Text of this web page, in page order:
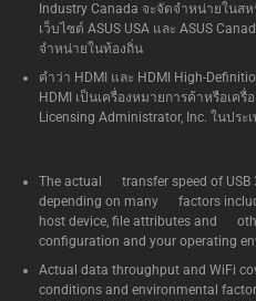
Industry Canada จะจัดจำหน่ายในส
เว็บไซต์ ASUS USA และ ASUS
จำหน่ายในท้องถิ่น
คำว่า HDMI และ HDMI High-
HDMI เป็นเครื่องหมายการค้าหรือเค
Licensing Administrator, Inc. ในปร
The actual transfer speed of USB
depending on many factors
host device, file attributes and
configuration and your operating
Actual data throughput and WiFi
conditions and environmental